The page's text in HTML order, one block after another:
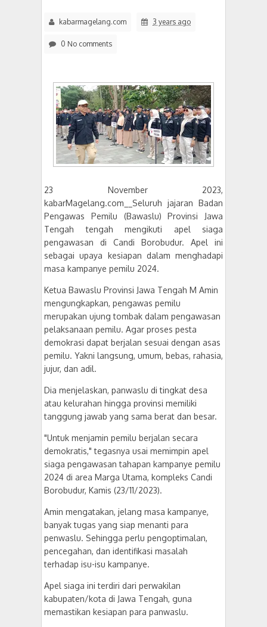
kabarmagelang.com 3 years ago
0 No comments
23 November 2023,
kabarMagelang.com__Seluruh jajaran Badan
Pengawas Pemilu (Bawaslu) Provinsi Jawa
Tengah tengah mengikuti apel siaga
pengawasan di Candi Borobudur. Apel ini
sebagai upaya kesiapan dalam menghadapi
masa kampanye pemilu 2024.
Ketua Bawaslu Provinsi Jawa Tengah M Amin
mengungkapkan, pengawas pemilu
merupakan ujung tombak dalam pengawasan
pelaksanaan pemilu. Agar proses pesta
demokrasi dapat berjalan sesuai dengan asas
pemilu. Yakni langsung, umum, bebas, rahasia,
jujur, dan adil.
Dia menjelaskan, panwaslu di tingkat desa
atau kelurahan hingga provinsi memiliki
tanggung jawab yang sama berat dan besar.
"Untuk menjamin pemilu berjalan secara
demokratis," tegasnya usai memimpin apel
siaga pengawasan tahapan kampanye pemilu
2024 di area Marga Utama, kompleks Candi
Borobudur, Kamis (23/11/2023).
Amin mengatakan, jelang masa kampanye,
banyak tugas yang siap menanti para
penwaslu. Sehingga perlu pengoptimalan,
pencegahan, dan identifikasi masalah
terhadap isu-isu kampanye.
Apel siaga ini terdiri dari perwakilan
kabupaten/kota di Jawa Tengah, guna
memastikan kesiapan para panwaslu.